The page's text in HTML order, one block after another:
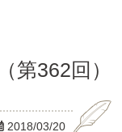
第362回）
2018/03/20